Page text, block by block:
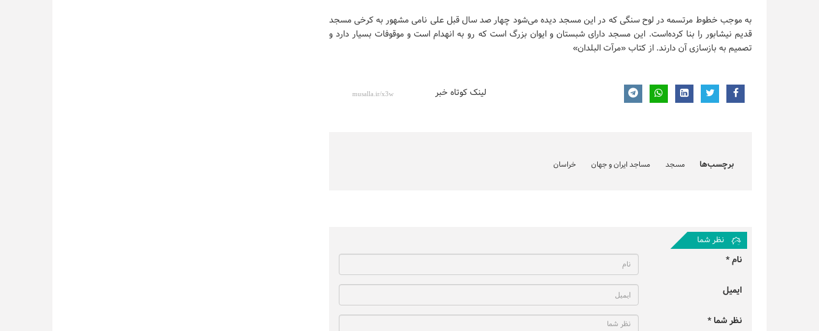
به موجب خطوط مرتسمه در لوح سنگی که در این مسجد دیده می‌شود چهار صد سال قبل علی نامی مشهور به کرخی مسجد
قدیم نیشابور را بنا کرده‌است. این مسجد دارای شبستان و ایوان بزرگ است که رو به انهدام است و موقوفات بسیار دارد و
تصمیم به بازسازی آن دارند. از کتاب «مرآت البلدان»
لینک کوتاه خبر
برچسب‌ها مسجد مساجد ایران و جهان خراسان
نظر شما
نام *
ایمیل
نظر شما *